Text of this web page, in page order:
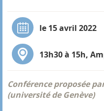
le 15 avril 2022
13h30 à 15h,
Conférence proposée
(université de Genève)